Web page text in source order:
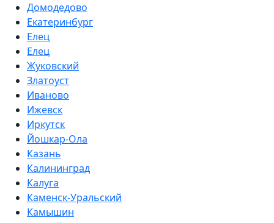
Домодедово
Екатеринбург
Елец
Елец
Жуковский
Златоуст
Иваново
Ижевск
Иркутск
Йошкар-Ола
Казань
Калининград
Калуга
Каменск-Уральский
Камышин